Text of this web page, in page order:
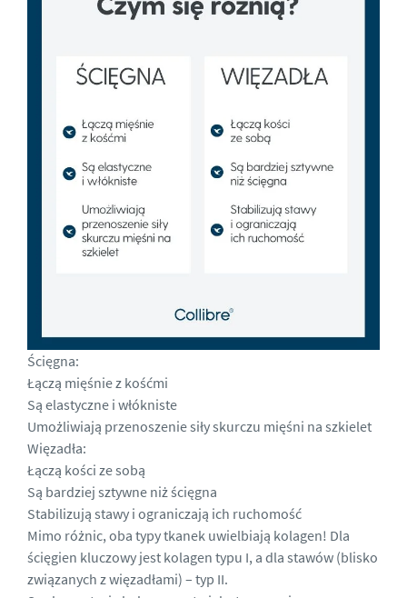
Ścięgna:
Łączą mięśnie z kośćmi
Są elastyczne i włókniste
Umożliwiają przenoszenie siły skurczu mięśni na szkielet
Więzadła:
Łączą kości ze sobą
Są bardziej sztywne niż ścięgna
Stabilizują stawy i ograniczają ich ruchomość
Mimo różnic, oba typy tkanek uwielbiają kolagen! Dla
ścięgien kluczowy jest kolagen typu I, a dla stawów (blisko
związanych z więzadłami) – typ II.